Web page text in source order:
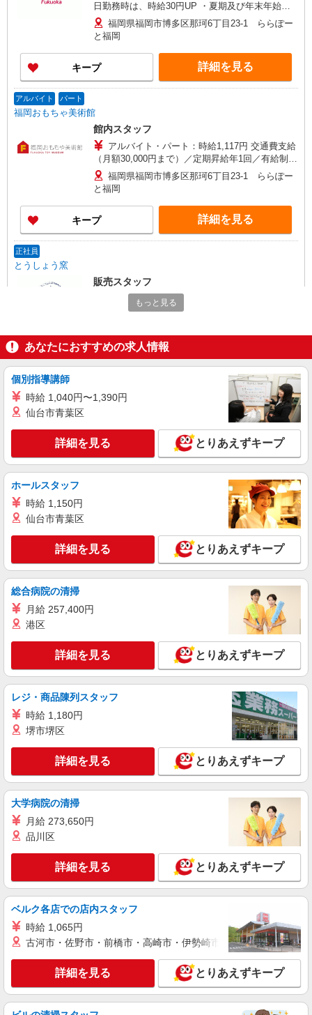
日勤務時は、時給30円UP ・夏期及び年末年始手
当あり ・交通費全額支給 ・社会保険あり ・早朝
勤務（7:00am〜8:00am）は時給100円UP ・昇給
制度 ・各種手当
福岡県福岡市博多区那珂6丁目23-1 ららぽー
と福岡
キープ 詳細を見る
アルバイト パート
福岡おもちゃ美術館
館内スタッフ
アルバイト・パート：時給1,117円 交通費支給
（月額30,000円まで）／定期昇給年1回／有給制度
有 福岡県福岡市博多区那珂6丁目23-1 ららぽー
と福岡
キープ 詳細を見る
正社員
とうしょう窯
販売スタッフ
正社員：月給225,000円〜＋インセンティブ
（店舗実績による）＋賞与年2回（業績による）
円分）を含みます。超過分は別途支給いたしま
す。 ※試用期間は3ヶ月で、その間の雇用形態は
パートです。 試用期間中は時給1,100円となりま
と福岡
詳細を見る
アルバイト パート
ジュエルカフェ
接客スタッフ（ブランド・ジュエリー買取店）
アルバイト・パート：時給1,200円〜1,450円
※日祝時給50円UP
福岡県福岡市博多区博多駅中央街1番1号 JR
キープ 詳細を見る
ダブルデイ
雑貨、服飾雑貨、家具の販売スタッフ
福岡県福岡市博多区博多駅中央街1番1号 JR
詳細を見る
アルバイト パート
ケユカ
生活雑貨・アパレルの販売Staff
［2］時給1,100円〜
福岡県福岡市博多区博多駅中央街1番1号 JR
キープ 詳細を見る
株式会社シエロ
≪スマホアドバイザー≫
時給1400円〜1450円（経験・能力による） ※
残業代支給 ★交通費別途支給（規定あり） ゜
+゜・。○。・゜+゜・。○。・゜+゜ 入社祝い金10
ィブ支給(規定有) ★月2回払い・週払い可能（規程
有）★ ゜・。○。・゜+゜・。○。・゜+゜
福岡県福岡市博多区のsoftbankショップ
キープ 詳細を見る
派遣社員 紹介予定派遣
株式会社シエロ
もっと見る
あなたにおすすめの求人情報
個別指導講師
時給 1,040円〜1,390円
仙台市青葉区
詳細を見る とりあえずキープ
ホールスタッフ
時給 1,150円
仙台市青葉区
詳細を見る とりあえずキープ
総合病院の清掃
月給 257,400円
港区
詳細を見る とりあえずキープ
レジ・商品陳列スタッフ
時給 1,180円
堺市堺区
詳細を見る とりあえずキープ
大学病院の清掃
月給 273,650円
品川区
詳細を見る とりあえずキープ
ベルク各店での店内スタッフ
時給 1,065円
古河市・佐野市・前橋市・高崎市・伊勢崎市・太田市・館林市
詳細を見る とりあえずキープ